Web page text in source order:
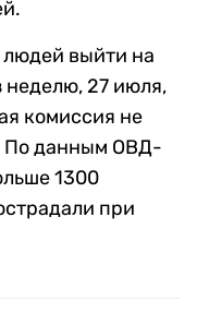
выйти на
неделю, 27 июля,
комиссия не
По данным ОВД-
1300
при